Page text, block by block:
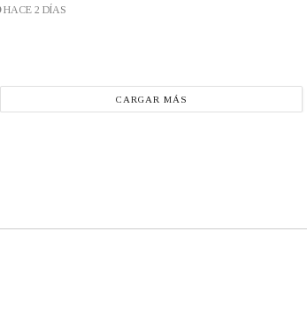
HACE 2 DÍAS
CARGAR MÁS